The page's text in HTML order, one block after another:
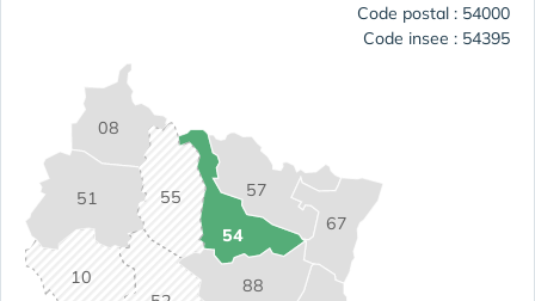
Code postal : 54000
Code insee : 54395
08
10
51
54
55 57
67
88